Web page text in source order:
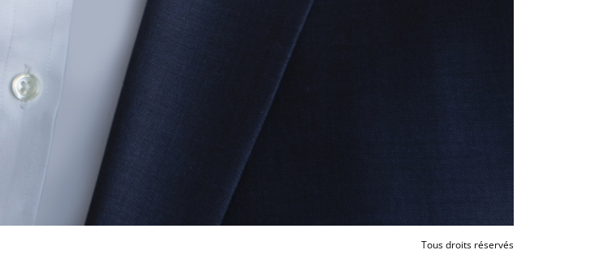
Tous droits réservés